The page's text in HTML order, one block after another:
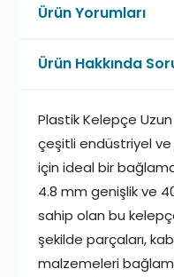
Ürün Yorumları
Ürün Hakkında
Plastik Kelepçe
çeşitli endüstriyel ve
için ideal bir
4.8 mm genişlik ve
sahip olan bu
şekilde parçaları,
malzemeleri